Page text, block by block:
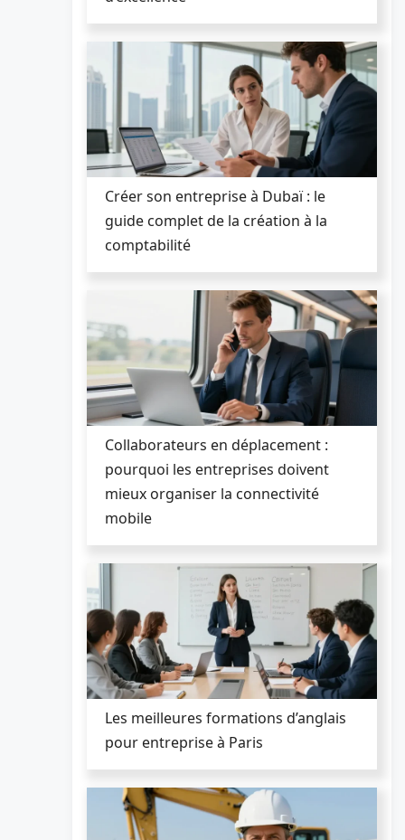
Créer son entreprise à Dubaï : le
guide complet de la création à la
comptabilité
Collaborateurs en déplacement :
pourquoi les entreprises doivent
mieux organiser la connectivité
mobile
Les meilleures formations d’anglais
pour entreprise à Paris